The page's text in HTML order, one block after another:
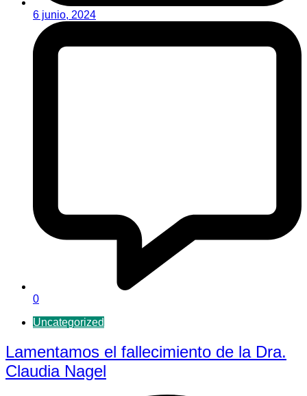
6 junio, 2024
0
Uncategorized
Lamentamos el fallecimiento de la Dra.
Claudia Nagel